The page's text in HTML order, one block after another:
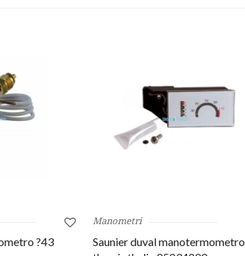
?43
Manometri
Saunier duval manotermometro